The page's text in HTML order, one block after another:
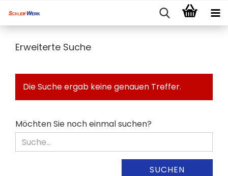
Erweiterte Suche
Die Suche ergab keine genauen Treffer.
MÖCHTEN
SIE
NOCH
Möchten Sie noch einmal suchen?
SUCHEN